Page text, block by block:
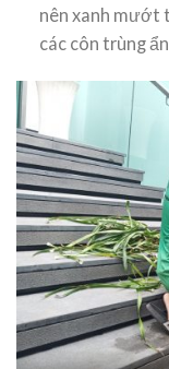
nên xanh mướt
các côn trùng